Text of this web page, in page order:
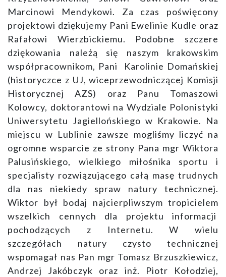
Marcinowi Mendykowi. Za czas poświęcony
projektowi dziękujemy Pani Ewelinie Kudle oraz
Rafałowi Wierzbickiemu. Podobne szczere
dziękowania należą się naszym krakowskim
współpracownikom, Pani Karolinie Domańskiej
(historyczce z UJ, wiceprzewodniczącej Komisji
Historycznej AZS) oraz Panu Tomaszowi
Kolowcy, doktorantowi na Wydziale Polonistyki
Uniwersytetu Jagiellońskiego w Krakowie. Na
miejscu w Lublinie zawsze mogliśmy liczyć na
ogromne wsparcie ze strony Pana mgr Wiktora
Palusińskiego, wielkiego miłośnika sportu i
specjalisty rozwiązującego całą masę trudnych
dla nas niekiedy spraw natury technicznej.
Wiktor był bodaj najcierpliwszym tropicielem
wszelkich cennych dla projektu informacji
pochodzących z Internetu. W wielu
szczegółach natury czysto technicznej
wspomagał nas Pan mgr Tomasz Brzuszkiewicz,
Andrzej Jakóbczyk oraz inż. Piotr Kołodziej,